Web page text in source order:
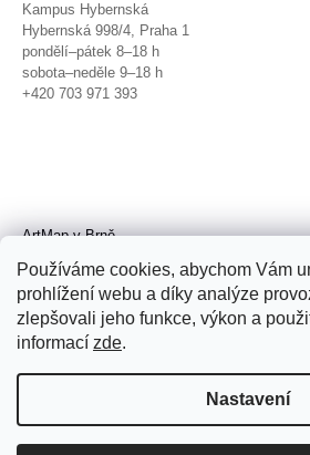
Používáme cookies, abychom Vám
prohlížení webu a díky analýze
zlepšovali jeho funkce, výkon a
informací zde.
Nastavení
Kampus Hybernská
Hybernská 998/4, Praha 1
pondělí–pátek 8–18 h
sobota–neděle 9–18 h
+420 703 971 393
ArtMap v Brně
Radnická 4, Brno
úterý–pátek 11–19 h
sobota 14–19 h
+420 702 152 298